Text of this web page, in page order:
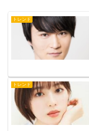
トレンド
トレンド